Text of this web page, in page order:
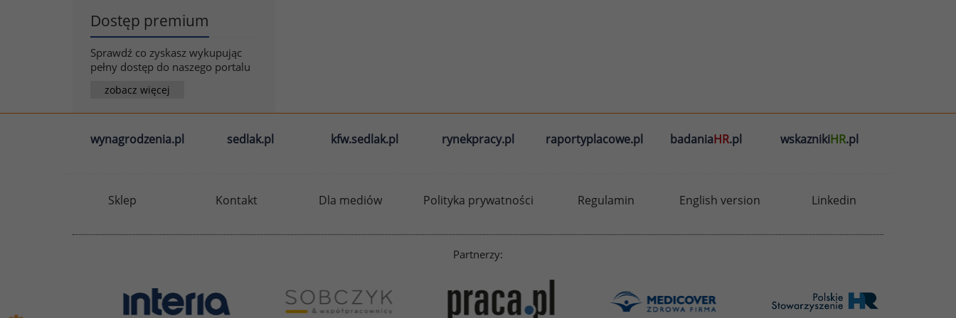
Dostęp premium
Sprawdź co zyskasz wykupując
pełny dostęp do naszego portalu
zobacz więcej
wynagrodzenia.pl sedlak.pl kfw.sedlak.pl rynekpracy.pl raportyplacowe.pl badaniaHR.pl wskaznikiHR.pl
Sklep Kontakt Dla mediów Polityka prywatności Regulamin English version Linkedin
Partnerzy: